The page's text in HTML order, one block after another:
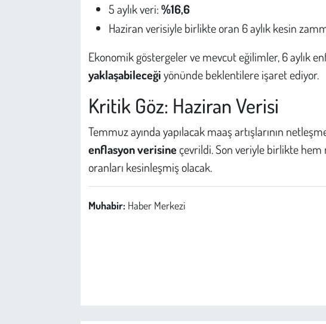
5 aylık veri:%16,6
Haziran verisiyle birlikte oran 6 aylık kesin
Ekonomik göstergeler ve mevcut eğilimler, 6 aylık
yaklaşabileceğiyönünde beklentilere işaret ediyor.
Kritik Göz: Haziran Verisi
Temmuz ayında yapılacak maaş artışlarının
enflasyon verisineçevrildi. Son veriyle birlikte
oranları kesinleşmiş olacak.
Muhabir: Haber Merkezi